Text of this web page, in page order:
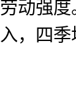
劳动强度
入，四季